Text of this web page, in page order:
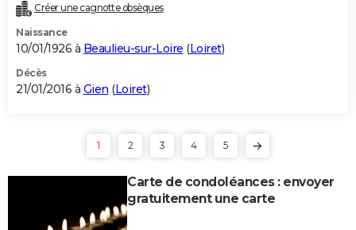
Créer une cagnotte obsèques
Naissance
10/01/1926 à Beaulieu-sur-Loire (Loiret)
Décès
21/01/2016 à Gien (Loiret)
1 2 3 4 5
Carte de condoléances : envoyer
gratuitement une carte